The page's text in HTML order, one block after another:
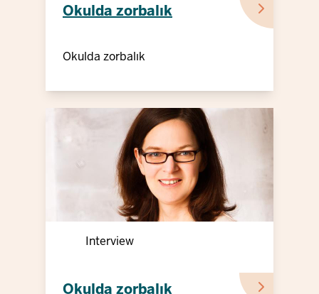
Okulda zorbalık
Okulda zorbalık
Interview
Okulda zorbalık